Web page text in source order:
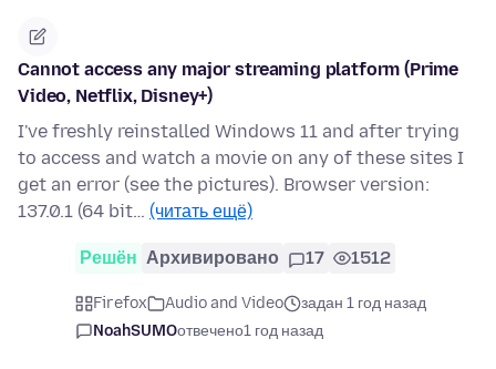
Cannot access any major streaming platform (Prime
Video, Netflix, Disney+)
I've freshly reinstalled Windows 11 and after trying
to access and watch a movie on any of these sites I
get an error (see the pictures). Browser version:
137.0.1 (64 bit… (читать ещё)
Решён Архивировано 17 1512
Firefox Audio and Video
задан 1 год назад
NoahSUMOотвечено1 год назад